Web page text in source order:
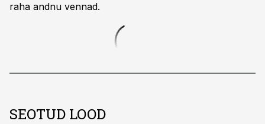
raha andnu vennad.
SEOTUD LOOD